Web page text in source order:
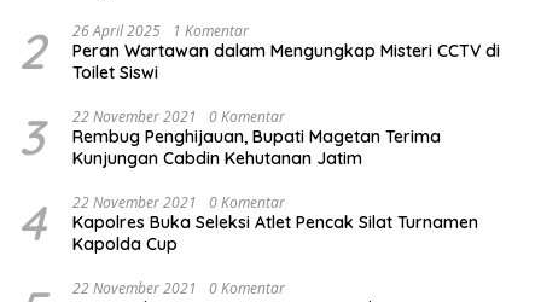
2 26 April 2025 1 Komentar
Peran Wartawan dalam Mengungkap Misteri CCTV di
Toilet Siswi
3 22 November 2021 0 Komentar
Rembug Penghijauan, Bupati Magetan Terima
Kunjungan Cabdin Kehutanan Jatim
4 22 November 2021 0 Komentar
Kapolres Buka Seleksi Atlet Pencak Silat Turnamen
Kapolda Cup
22 November 2021 0 Komentar